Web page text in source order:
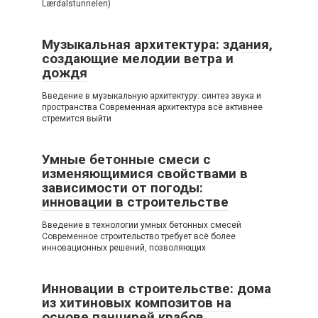
Lærdalstunnelen)
Музыкальная архитектура: здания,
создающие мелодии ветра и
дождя
Введение в музыкальную архитектуру: синтез звука и
пространства Современная архитектура всё активнее
стремится выйти
Умные бетонные смеси с
изменяющимися свойствами в
зависимости от погоды:
инновации в строительстве
Введение в технологии умных бетонных смесей
Современное строительство требует всё более
инновационных решений, позволяющих
Инновации в строительстве: дома
из хитиновых композитов на